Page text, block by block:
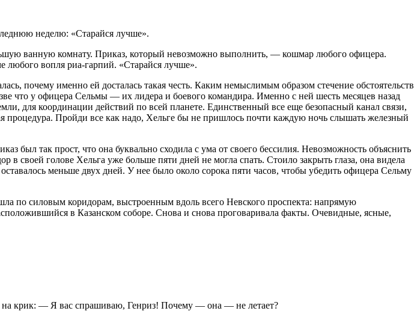
неделю: «Старайся лучше».
ванную комнату. Приказ, который невозможно выполнить, — кошмар любого офицера.
любого вопля риа-гарпий. «Старайся лучше».
почему именно ей досталась такая честь. Каким немыслимым образом стечение обстоятельств
что у офицера Сельмы — их лидера и боевого командира. Именно с ней шесть месяцев назад
для координации действий по всей планете. Единственный все еще безопасный канал связи,
процедура. Пройди все как надо, Хельге бы не пришлось почти каждую ночь слышать железный
был так прост, что она буквально сходила с ума от своего бессилия. Невозможность объяснить
в своей голове Хельга уже больше пяти дней не могла спать. Стоило закрыть глаза, она видела
меньше двух дней. У нее было около сорока пяти часов, чтобы убедить офицера Сельму
по силовым коридорам, выстроенным вдоль всего Невского проспекта: напрямую
в Казанском соборе. Снова и снова проговаривала факты. Очевидные, ясные,
крик: — Я вас спрашиваю, Генриз! Почему — она — не летает?